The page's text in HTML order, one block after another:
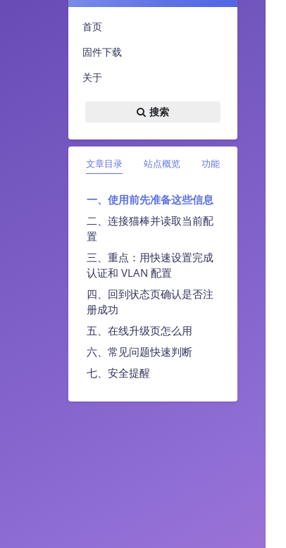
首页
固件下载
关于
搜索
文章目录 站点概览 功能
一、使用前先准备这些信息
二、连接猫棒并读取当前配
置
三、重点：用快速设置完成
认证和 VLAN 配置
四、回到状态页确认是否注
册成功
五、在线升级页怎么用
六、常见问题快速判断
七、安全提醒